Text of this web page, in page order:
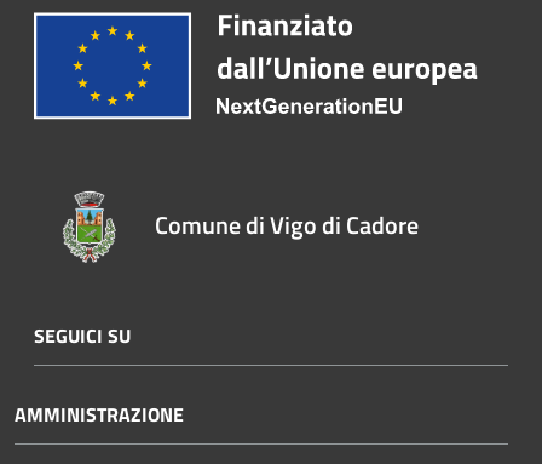
Comune di Vigo di Cadore
SEGUICI SU
AMMINISTRAZIONE